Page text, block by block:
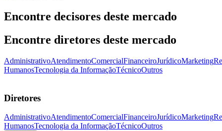
Encontre decisores deste mercado
Encontre diretores deste mercado
AdministrativoAtendimentoComercialFinanceiroJurídicoMarketing
HumanosTecnologia da InformaçãoTécnicoOutros
Diretores
AdministrativoAtendimentoComercialFinanceiroJurídicoMarketing
HumanosTecnologia da InformaçãoTécnicoOutros